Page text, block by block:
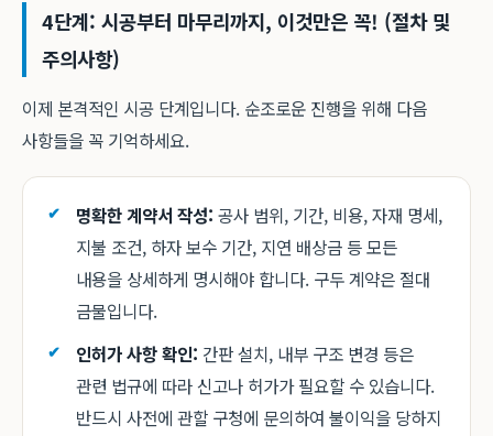
4단계: 시공부터 마무리까지, 이것만은 꼭! (절차 및
주의사항)
이제 본격적인 시공 단계입니다. 순조로운 진행을 위해 다음
사항들을 꼭 기억하세요.
명확한 계약서 작성: 공사 범위, 기간, 비용, 자재 명세,
지불 조건, 하자 보수 기간, 지연 배상금 등 모든
내용을 상세하게 명시해야 합니다. 구두 계약은 절대
금물입니다.
인허가 사항 확인: 간판 설치, 내부 구조 변경 등은
관련 법규에 따라 신고나 허가가 필요할 수 있습니다.
반드시 사전에 관할 구청에 문의하여 불이익을 당하지